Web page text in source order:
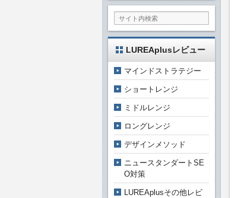
LUREAplusレビュー
マインドストラテジー
ショートレンジ
ミドルレンジ
ロングレンジ
デザインメソッド
ニュースタンダートSE
O対策
LUREAplusその他レビ